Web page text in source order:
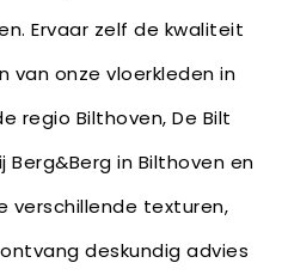
Ervaar zelf de kwaliteit
onze vloerkleden in
regio Bilthoven, De Bilt
in Bilthoven en
verschillende texturen,
deskundig advies